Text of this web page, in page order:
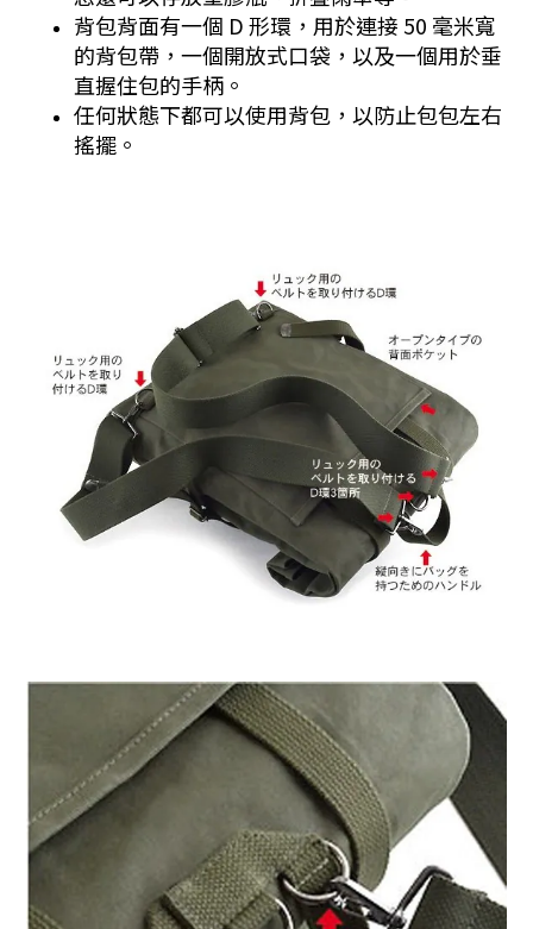
背包背面有一個 D 形環，用於連接 50 毫米寬
的背包帶，一個開放式口袋，以及一個用於垂
直握住包的手柄。
任何狀態下都可以使用背包，以防止包包左右
搖擺。